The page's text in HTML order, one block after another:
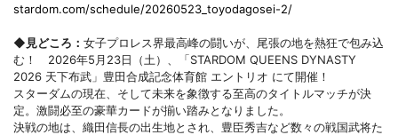
stardom.com/schedule/20260523_toyodagosei-2/
◆見どころ： 女子プロレス界最高峰の闘いが、尾張の地を熱狂で包み込
む！ 2026年5月23日（土）、「STARDOM QUEENS DYNASTY
2026 天下布武」豊田合成記念体育館 エントリオ にて開催！
スターダムの現在、そして未来を象徴する至高のタイトルマッチが決
定。激闘必至の豪華カードが揃い踏みとなりました。
決戦の地は、織田信長の出生地とされ、豊臣秀吉など数々の戦国武将た